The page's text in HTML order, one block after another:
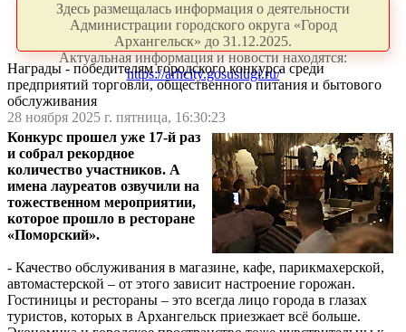
Здесь размещалась информация о деятельности
Администрации городского округа «Город
Архангельск» до 31.12.2025.
Актуальная информация и новости находятся:
https://arhcity.gosuslugi.ru/
Награды - победителям городского конкурса среди
предприятий торговли, общественного питания и бытового
обслуживания
28 ноября 2025 г. пятница, 16:30:23
Конкурс прошел уже 17-й раз
и собрал рекордное
количество участников. А
имена лауреатов озвучили на
тожественном мероприятии,
которое прошло в ресторане
«Поморский».
- Качество обслуживания в магазине, кафе, парикмахерской,
автомастерской – от этого зависит настроение горожан.
Гостиницы и рестораны – это всегда лицо города в глазах
туристов, которых в Архангельск приезжает всё больше.